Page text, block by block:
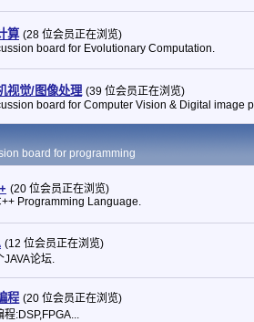
算 (28 位会员正在浏览)
board for Evolutionary Computation.
视觉/图像处理 (39 位会员正在浏览)
board for Computer Vision & Digital image
board for programming
(20 位会员正在浏览)
Programming Language.
(12 位会员正在浏览)
JAVA论坛.
程 (20 位会员正在浏览)
程:DSP,FPGA...